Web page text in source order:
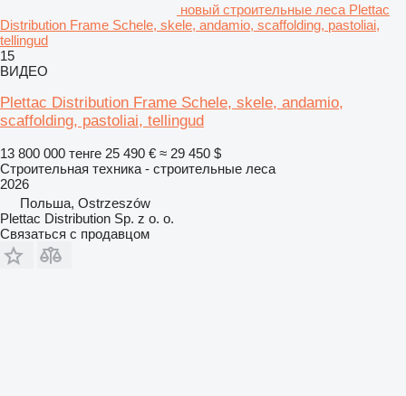
новый строительные леса Plettac
Distribution Frame Schele, skele, andamio, scaffolding, pastoliai,
tellingud
15
ВИДЕО
Plettac Distribution Frame Schele, skele, andamio,
scaffolding, pastoliai, tellingud
13 800 000 тенге 25 490 € ≈ 29 450 $
Строительная техника - строительные леса
2026
Польша, Ostrzeszów
Plettac Distribution Sp. z o. o.
Связаться с продавцом